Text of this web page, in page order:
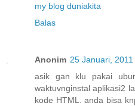
my blog duniakita
Balas
Anonim 25 Januari,
asik gan klu pakai
waktuvnginstal aplikasi2
kode HTML. anda bisa